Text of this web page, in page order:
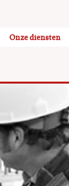
Onze diensten